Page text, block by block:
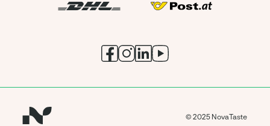
© 2025 NovaTaste